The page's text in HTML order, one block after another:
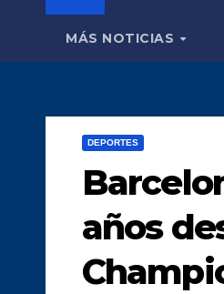
MÁS NOTICIAS
DEPORTES
años